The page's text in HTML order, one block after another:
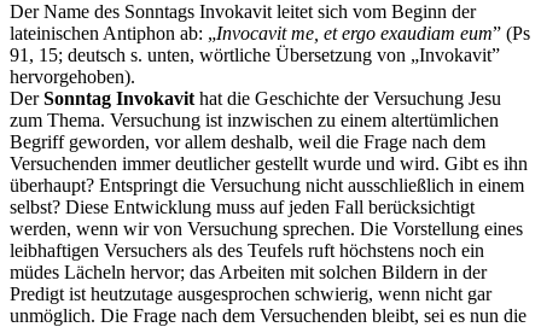
Der Name des Sonntags Invokavit leitet sich vom Beginn der
lateinischen Antiphon ab: „Invocavit me, et ergo exaudiam eum” (Ps
91, 15; deutsch s. unten, wörtliche Übersetzung von „Invokavit”
hervorgehoben).
DerSonntag Invokavit hat die Geschichte der Versuchung Jesu
zum Thema. Versuchung ist inzwischen zu einem altertümlichen
Begriff geworden, vor allem deshalb, weil die Frage nach dem
Versuchenden immer deutlicher gestellt wurde und wird. Gibt es ihn
überhaupt? Entspringt die Versuchung nicht ausschließlich in einem
selbst? Diese Entwicklung muss auf jeden Fall berücksichtigt
werden, wenn wir von Versuchung sprechen. Die Vorstellung eines
leibhaftigen Versuchers als des Teufels ruft höchstens noch ein
müdes Lächeln hervor; das Arbeiten mit solchen Bildern in der
Predigt ist heutzutage ausgesprochen schwierig, wenn nicht gar
unmöglich. Die Frage nach dem Versuchenden bleibt, sei es nun die